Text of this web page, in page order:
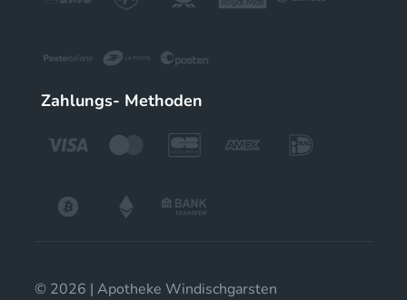
Zahlungs- Methoden
© 2026 | Apotheke Windischgarsten